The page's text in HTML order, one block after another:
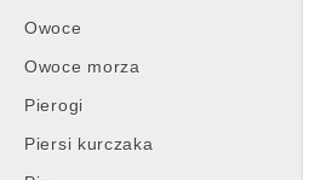
Owoce
Owoce morza
Pierogi
Piersi kurczaka